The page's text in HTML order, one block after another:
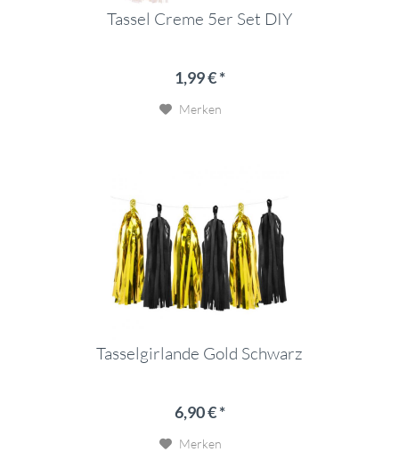
Tassel Creme 5er Set DIY
1,99 € *
Merken
Tasselgirlande Gold Schwarz
6,90 € *
Merken